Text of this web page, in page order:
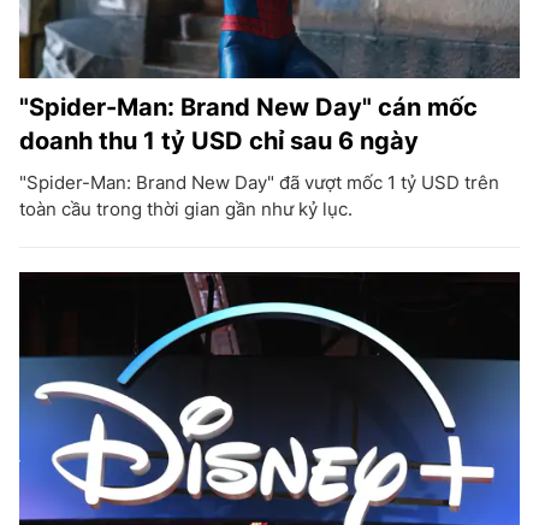
"Spider-Man: Brand New Day" cán mốc
doanh thu 1 tỷ USD chỉ sau 6 ngày
"Spider-Man: Brand New Day" đã vượt mốc 1 tỷ USD trên
toàn cầu trong thời gian gần như kỷ lục.